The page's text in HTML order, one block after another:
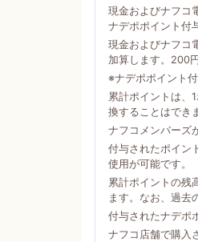
現金およびナフコ
ナデポポイント付
現金およびナフコ
加算します。200
※ナデポポイント
累計ポイントは、
換することはでき
ナフコメンバーズ
付与されたポイン
使用が可能です。
累計ポイントの
ます。なお、過去
付与されたナデポ
ナフコ店舗で購入